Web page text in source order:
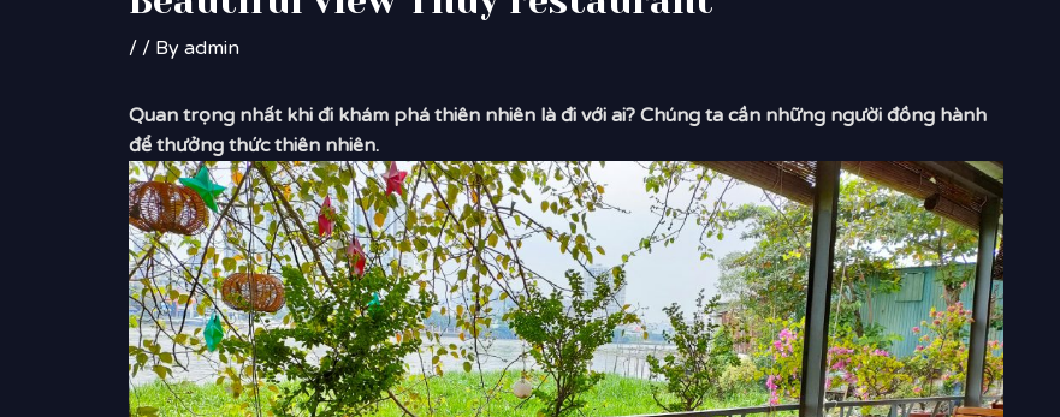
/ / By admin
Quan trọng nhất khi đi khám phá thiên nhiên là đi với ai? Chúng ta cần những người đồng hành
để thưởng thức thiên nhiên.